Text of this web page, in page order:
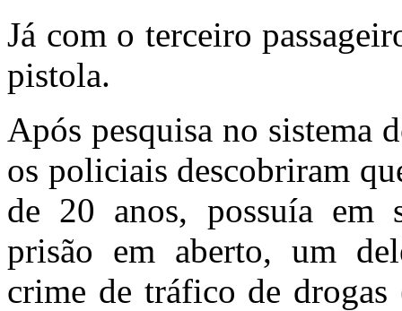
Já com o terceiro
pistola.
Após pesquisa no sistema
os policiais descobriram
de 20 anos, possuía em
prisão em aberto, um
crime de tráfico de